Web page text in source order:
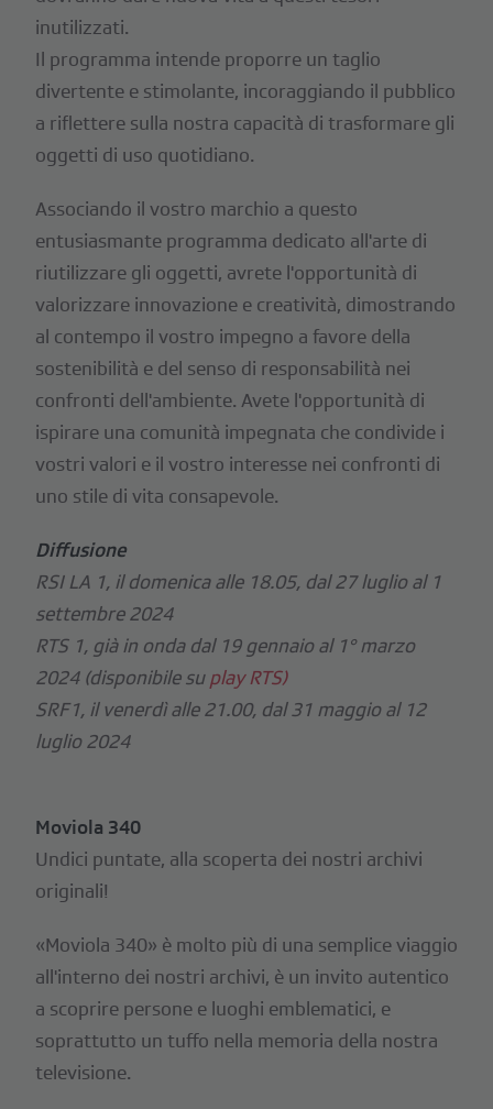
inutilizzati.
Il programma intende proporre un taglio
divertente e stimolante, incoraggiando il pubblico
a riflettere sulla nostra capacità di trasformare gli
oggetti di uso quotidiano.
Associando il vostro marchio a questo
entusiasmante programma dedicato all'arte di
riutilizzare gli oggetti, avrete l'opportunità di
valorizzare innovazione e creatività, dimostrando
al contempo il vostro impegno a favore della
sostenibilità e del senso di responsabilità nei
confronti dell'ambiente. Avete l'opportunità di
ispirare una comunità impegnata che condivide i
vostri valori e il vostro interesse nei confronti di
uno stile di vita consapevole.
Diffusione
RSI LA 1, il domenica alle 18.05, dal 27 luglio al 1
settembre 2024
RTS 1, già in onda dal 19 gennaio al 1° marzo
2024 (disponibile su play RTS)
SRF 1, il venerdì alle 21.00, dal 31 maggio al 12
luglio 2024
Moviola 340
Undici puntate, alla scoperta dei nostri archivi
originali!
«Moviola 340» è molto più di una semplice viaggio
all'interno dei nostri archivi, è un invito autentico
a scoprire persone e luoghi emblematici, e
soprattutto un tuffo nella memoria della nostra
televisione.